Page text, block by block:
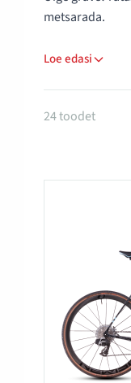
metsarada.
Loe edasi
Tooted
24 toodet